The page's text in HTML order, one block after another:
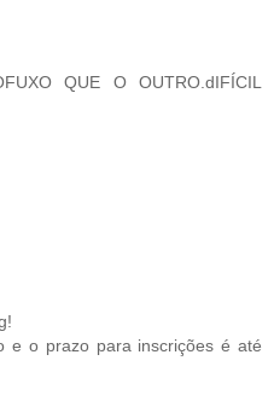
QUE O OUTRO.dIFÍCIL
e o prazo para inscrições é até